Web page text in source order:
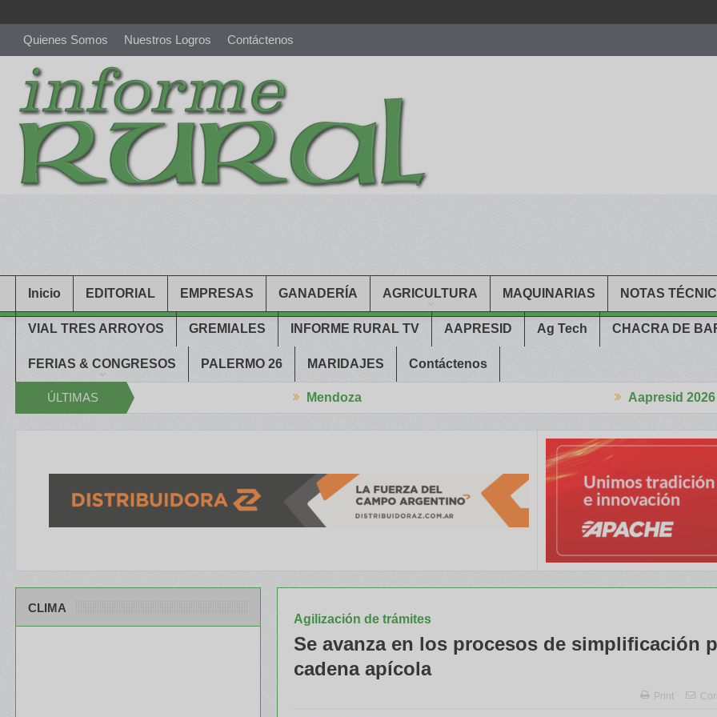
Quienes Somos Nuestros Logros Contáctenos
richardmillereplica is also available with delicate watches for women.patekphilippe.to
Inicio EDITORIAL EMPRESAS GANADERÍA AGRICULTURA MAQUINARIAS NOTAS
VIAL TRES ARROYOS GREMIALES INFORME RURAL TV AAPRESID Ag Tech CHACRA DE
FERIAS & CONGRESOS PALERMO 26 MARIDAJES Contáctenos
ÚLTIMAS
Agilización de trámites
Se avanza en los procesos de simplificación
cadena apícola
Print
CLIMA